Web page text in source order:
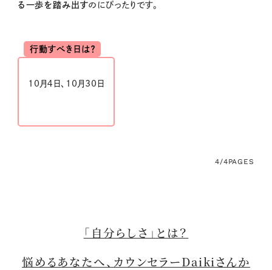
る一歩を踏み出すのにぴったりです。
行動すべき日は？
10月４日、10月30日
4/4PAGES
「自分らしさ」とは？
悩めるあなたへ、カウンセラーDaikiさんか